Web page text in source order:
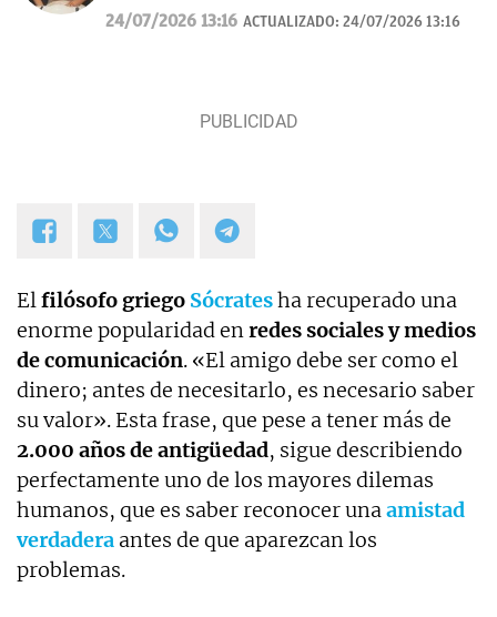
de Madrid desde el 2023. Escogió esta profesión
por su gran vocación con la comunicación y la
los sucesos de forma clara y rigurosa.
24/07/2026 13:16 ACTUALIZADO: 24/07/2026 13:16
Elfilósofo griego Sócratesha recuperado una
enorme popularidad enredes sociales y medios
de comunicación. «El amigo debe ser como el
dinero; antes de necesitarlo, es necesario saber
su valor». Esta frase, que pese a tener más de
2.000 años de antigüedad, sigue describiendo
perfectamente uno de los mayores dilemas
humanos, que es saber reconocer unaamistad
verdadera antes de que aparezcan los
problemas.